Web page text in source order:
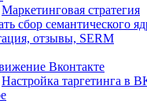
Маркетинговая стратегия
сбор семантического
отзывы, SERM
Вконтакте
Настройка таргетинга в